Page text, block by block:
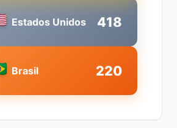
Estados Unidos 418
Brasil 220